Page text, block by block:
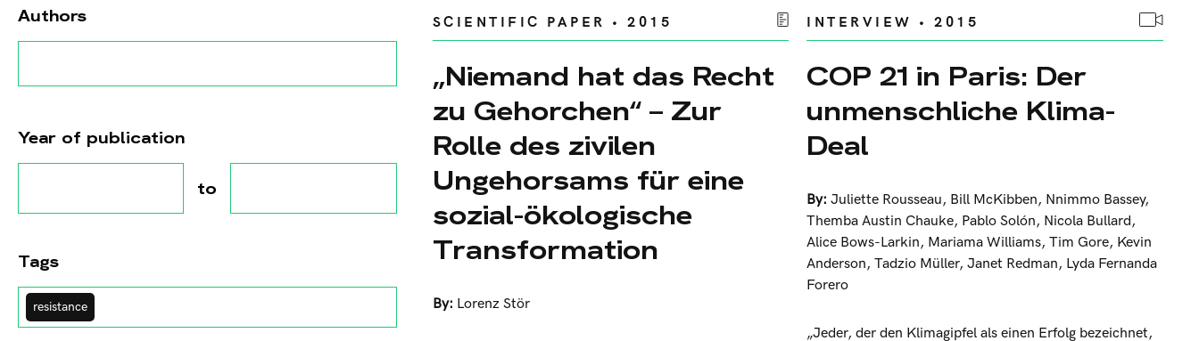
Authors
Year of publication
to
Tags
resistance
SCIENTIFIC PAPER • 2015
„Niemand hat das Recht
zu Gehorchen“ – Zur
Rolle des zivilen
Ungehorsams für eine
sozial-ökologische
Transformation
By: Lorenz Stör
INTERVIEW • 2015
COP 21 in Paris: Der
unmenschliche Klima-
Deal
By:Juliette Rousseau, Bill McKibben, Nnimmo Bassey,
Themba Austin Chauke, Pablo Solón, Nicola Bullard,
Alice Bows-Larkin, Mariama Williams,Tim Gore, Kevin
Anderson,Tadzio Müller,Janet Redman, Lyda Fernanda
Forero
„Jeder, der den Klimagipfel als einen Erfolg bezeichnet,